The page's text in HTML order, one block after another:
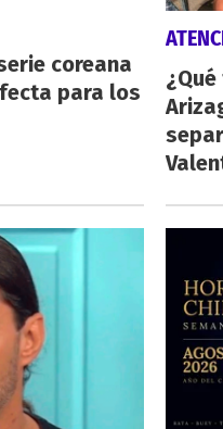
coreana
para los